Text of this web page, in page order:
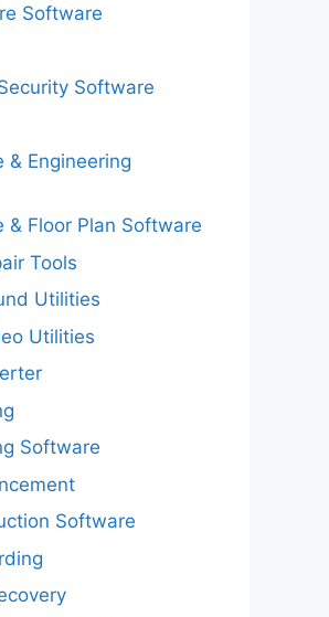
Software
Software
& Engineering
& Floor Plan Software
Tools
Utilities
Utilities
Software
Software